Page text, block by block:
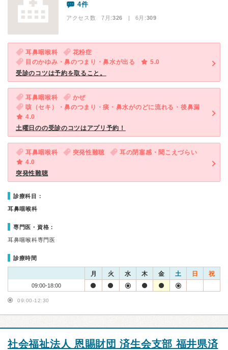
4件
アクセス数 7月:326 | 6月:309
耳鼻咽喉科
花粉症
目のかゆみ・鼻のつまり・鼻水が出る
5.0
受診のコツは予約を取ること。
耳鼻咽喉科
かぜ
咳（セキ）・鼻のつまり・痰・鼻水がのどに流れる・後鼻漏
4.0
土曜日のの受診のコツはアプリ予約！
耳鼻咽喉科 突発性難聴
耳の閉塞感・聞こえづらい
4.0
突発性難聴
診療科目：
耳鼻咽喉科
専門医・資格：
耳鼻咽喉科専門医
診療時間
月 火 水 木 金 土 日 祝
09:00-18:00
09:00-12:30
社会福祉法人 恩賜財団 済生会支部 福井県済